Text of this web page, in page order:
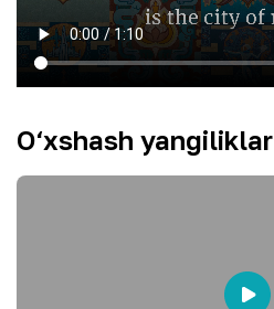
O‘xshash yangiliklar